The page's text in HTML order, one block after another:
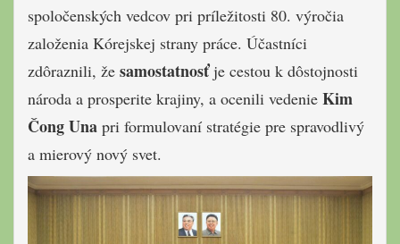
spoločenských vedcov pri príležitosti 80. výročia
založenia Kórejskej strany práce. Účastníci
zdôraznili, že samostatnosťje cestou k dôstojnosti
národa a prosperite krajiny, a ocenili vedenie Kim
Čong Una pri formulovaní stratégie pre spravodlivý
a mierový nový svet.